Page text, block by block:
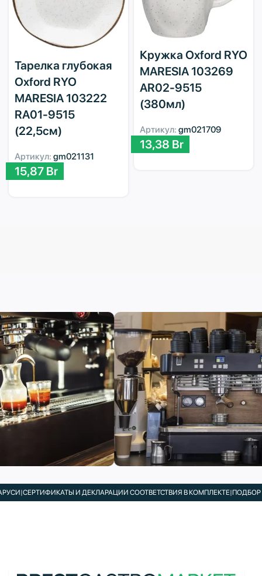
Тарелка глубокая
Oxford RYO
MARESIA 103222
RA01-9515
(22,5см)
Артикул: gm021131
15,87 Br
Кружка Oxford RYO
MARESIA 103269
AR02-9515
(380мл)
Артикул: gm021709
13,38 Br
|СЕРТИФИКАТЫ И ДЕКЛАРАЦИИ СООТВЕТСТВИЯ В КОМПЛЕКТЕ|ПОДБОР